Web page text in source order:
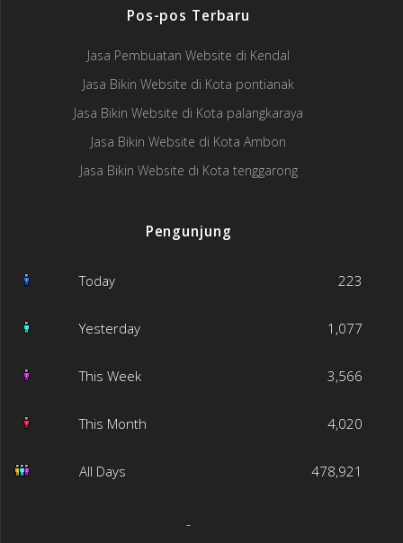
Pos-pos Terbaru
Jasa Pembuatan Website di Kendal
Jasa Bikin Website di Kota pontianak
Jasa Bikin Website di Kota palangkaraya
Jasa Bikin Website di Kota Ambon
Jasa Bikin Website di Kota tenggarong
Pengunjung
Today 223
Yesterday 1,077
This Week 3,566
This Month 4,020
All Days 478,921